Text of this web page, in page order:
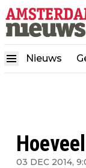
Nieuws
03 DEC 2014,